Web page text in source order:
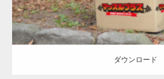
ダウンロード